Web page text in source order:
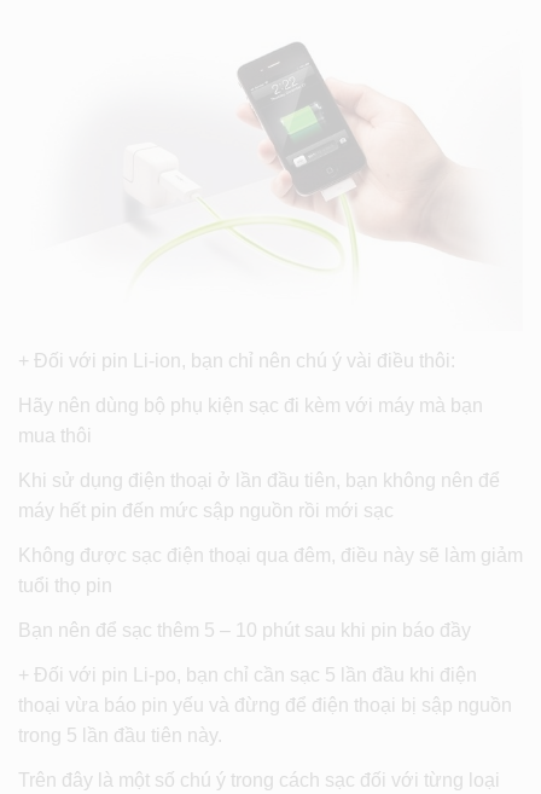
+ Đối với pin Li-ion, bạn chỉ nên chú ý vài điều thôi:
Hãy nên dùng bộ phụ kiện sạc đi kèm với máy mà bạn
mua thôi
Khi sử dụng điện thoại ở lần đầu tiên, bạn không nên để
máy hết pin đến mức sập nguồn rồi mới sạc
Không được sạc điện thoại qua đêm, điều này sẽ làm giảm
tuổi thọ pin
Bạn nên để sạc thêm 5 – 10 phút sau khi pin báo đầy
+ Đối với pin Li-po, bạn chỉ cần sạc 5 lần đầu khi điện
thoại vừa báo pin yếu và đừng để điện thoại bị sập nguồn
trong 5 lần đầu tiên này.
Trên đây là một số chú ý trong cách sạc đối với từng loại